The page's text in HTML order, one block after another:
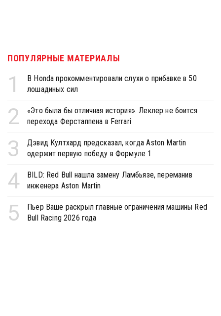
ПОПУЛЯРНЫЕ МАТЕРИАЛЫ
1
В Honda прокомментировали слухи о прибавке в 50
лошадиных сил
2
«Это была бы отличная история». Леклер не боится
перехода Ферстаппена в Ferrari
3
Дэвид Култхард предсказал, когда Aston Martin
одержит первую победу в Формуле 1
4
BILD: Red Bull нашла замену Ламбьязе, переманив
инженера Aston Martin
5
Пьер Ваше раскрыл главные ограничения машины Red
Bull Racing 2026 года